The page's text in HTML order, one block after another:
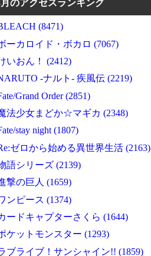
のアクセスランキング
(8471)
ーカロイド・ボカロ (7067)
いおん！ (2412)
-ナルト- 疾風伝 (2219)
Grand Order (2851)
法少女まどか☆マギカ (2348)
stay night (1807)
ゼロから始める異世界生活 (2163)
語シリーズ (2139)
撃の巨人 (1659)
ンピース (1374)
ードキャプターさくら (1644)
ケットモンスター (1293)
ブライブ！サンシャイン!! (1859)